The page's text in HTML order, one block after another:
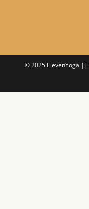
© 2025 ElevenYoga ||